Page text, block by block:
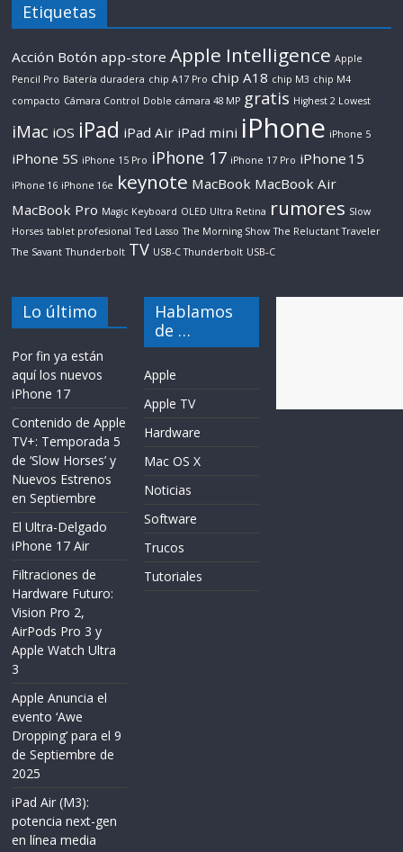
Etiquetas
Acción Botón app-store Apple Intelligence Apple
Pencil Pro Batería duradera chip A17 Pro chip A18 chip M3 chip M4
compacto Cámara Control Doble cámara 48 MP gratis Highest 2 Lowest
iMac iOS iPad iPad Air iPad mini iPhone iPhone 5
iPhone 5S iPhone 15 Pro iPhone 17 iPhone 17 Pro iPhone 15
iPhone 16 iPhone 16e keynote MacBook MacBook Air
MacBook Pro Magic Keyboard OLED Ultra Retina rumores Slow
Horses tablet profesional Ted Lasso The Morning Show The Reluctant Traveler
The Savant Thunderbolt TV USB-C Thunderbolt USB‑C
Lo último
Por fin ya están
aquí los nuevos
iPhone 17
Contenido de Apple
TV+: Temporada 5
de ‘Slow Horses’ y
Nuevos Estrenos
en Septiembre
El Ultra-Delgado
iPhone 17 Air
Filtraciones de
Hardware Futuro:
Vision Pro 2,
AirPods Pro 3 y
Apple Watch Ultra
3
Apple Anuncia el
evento ‘Awe
Dropping’ para el 9
de Septiembre de
2025
iPad Air (M3):
potencia next-gen
en línea media
Hablamos
de …
Apple
Apple TV
Hardware
Mac OS X
Noticias
Software
Trucos
Tutoriales